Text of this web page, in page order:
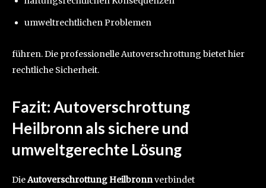
umweltrechtlichen Problemen
führen. Die professionelle Autoverschrottung bietet hier
rechtliche Sicherheit.
Fazit: Autoverschrottung
Heilbronn als sichere und
umweltgerechte Lösung
DieAutoverschrottung Heilbronnverbindet